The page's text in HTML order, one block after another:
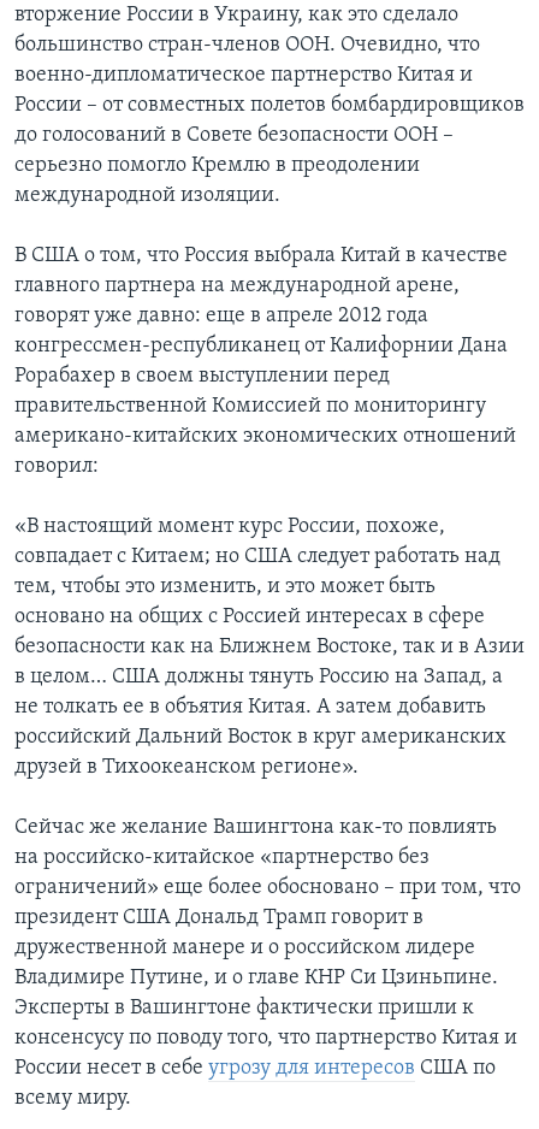
вторжение России в Украину, как это сделало
большинство стран-членов ООН. Очевидно, что
военно-дипломатическое партнерство Китая и
России – от совместных полетов бомбардировщиков
до голосований в Совете безопасности ООН –
серьезно помогло Кремлю в преодолении
международной изоляции.
В США о том, что Россия выбрала Китай в качестве
главного партнера на международной арене,
говорят уже давно: еще в апреле 2012 года
конгрессмен-республиканец от Калифорнии Дана
Рорабахер в своем выступлении перед
правительственной Комиссией по мониторингу
американо-китайских экономических отношений
говорил:
«В настоящий момент курс России, похоже,
совпадает с Китаем; но США следует работать над
тем, чтобы это изменить, и это может быть
основано на общих с Россией интересах в сфере
безопасности как на Ближнем Востоке, так и в Азии
в целом… США должны тянуть Россию на Запад, а
не толкать ее в объятия Китая. А затем добавить
российский Дальний Восток в круг американских
друзей в Тихоокеанском регионе».
Сейчас же желание Вашингтона как-то повлиять
на российско-китайское «партнерство без
ограничений» еще более обосновано – при том, что
президент США Дональд Трамп говорит в
дружественной манере и о российском лидере
Владимире Путине, и о главе КНР Си Цзиньпине.
Эксперты в Вашингтоне фактически пришли к
консенсусу по поводу того, что партнерство Китая и
России несет в себе угрозу для интересов США по
всему миру.